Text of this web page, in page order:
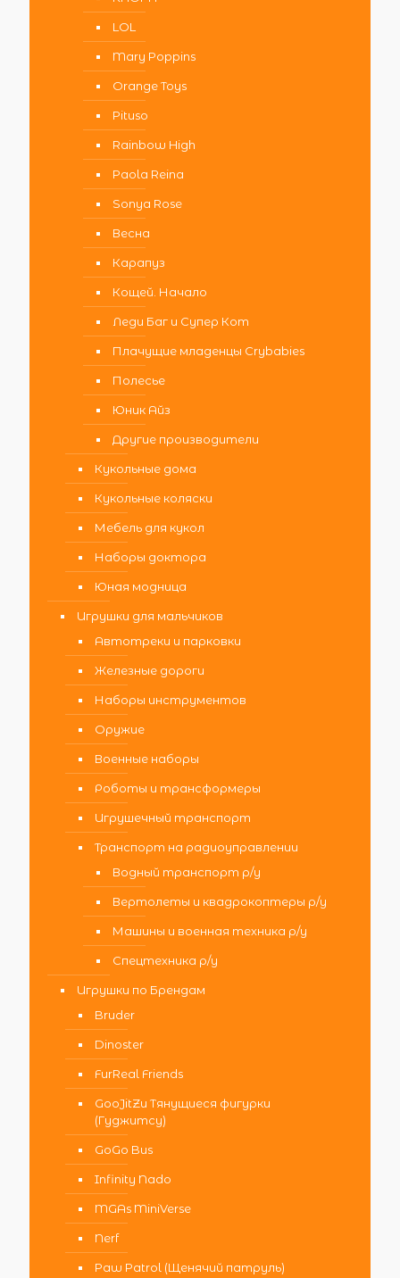
LOL
Mary Poppins
Orange Toys
Pituso
Rainbow High
Paola Reina
Sonya Rose
Весна
Карапуз
Кощей. Начало
Леди Баг и Супер Кот
Плачущие младенцы Crybabies
Полесье
Юник Айз
Другие производители
Кукольные дома
Кукольные коляски
Мебель для кукол
Наборы доктора
Юная модница
Игрушки для мальчиков
Автотреки и парковки
Железные дороги
Наборы инструментов
Оружие
Военные наборы
Роботы и трансформеры
Игрушечный транспорт
Транспорт на радиоуправлении
Водный транспорт р/у
Вертолеты и квадрокоптеры р/у
Машины и военная техника р/у
Спецтехника р/у
Игрушки по Брендам
Bruder
Dinoster
FurReal Friends
GooJitZu Тянущиеся фигурки
(Гуджитсу)
GoGo Bus
Infinity Nado
MGAs MiniVerse
Nerf
Paw Patrol (Щенячий патруль)